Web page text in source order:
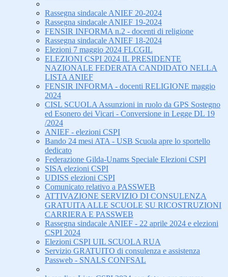
Rassegna sindacale ANIEF 20-2024
Rassegna sindacale ANIEF 19-2024
FENSIR INFORMA n.2 - docenti di religione
Rassegna sindacale ANIEF 18-2024
Elezioni 7 maggio 2024 FLCGIL
ELEZIONI CSPI 2024 IL PRESIDENTE
NAZIONALE FEDERATA CANDIDATO NELLA
LISTA ANIEF
FENSIR INFORMA - docenti RELIGIONE maggio
2024
CISL SCUOLA Assunzioni in ruolo da GPS Sostegno
ed Esonero dei Vicari - Conversione in Legge DL 19
/2024
ANIEF - elezioni CSPI
Bando 24 mesi ATA - USB Scuola apre lo sportello
dedicato
Federazione Gilda-Unams Speciale Elezioni CSPI
SISA elezioni CSPI
UDISS elezioni CSPI
Comunicato relativo a PASSWEB
ATTIVAZIONE SERVIZIO DI CONSULENZA
GRATUITA ALLE SCUOLE SU RICOSTRUZIONI
CARRIERA E PASSWEB
Rassegna sindacale ANIEF - 22 aprile 2024 e elezioni
CSPI 2024
Elezioni CSPI UIL SCUOLA RUA
Servizio GRATUITO di consulenza e assistenza
Passweb - SNALS CONFSAL